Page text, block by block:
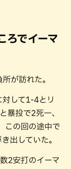
ろでイーマ
が訪れた。
対して1-4とリ
暴投で2死一、
この回の途中で
出していた。
2安打のイーマ